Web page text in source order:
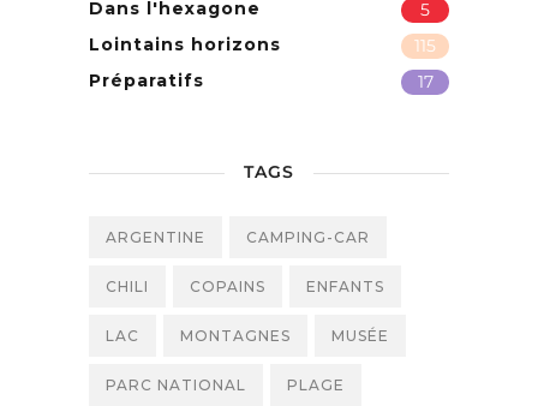
5
Dans l'hexagone
115
Lointains horizons
17
Préparatifs
TAGS
ARGENTINE CAMPING-CAR
CHILI COPAINS ENFANTS
LAC MONTAGNES MUSÉE
PARC NATIONAL PLAGE